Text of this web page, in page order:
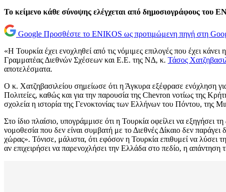
Το κείμενο κάθε σύνοψης ελέγχεται από δημοσιογράφους του
Google Προσθέστε το ENIKOS ως προτιμώμενη πηγή στη
«Η Τουρκία έχει ενοχληθεί από τις νόμιμες επιλογές που έχει
Γραμματέας Διεθνών Σχέσεων και Ε.Ε. της ΝΔ, κ. Τάσος
αποτελέσματα.
Ο κ. Χατζηβασιλείου σημείωσε ότι η Άγκυρα εξέφρασε ενόχληση
Πολιτείες, καθώς και για την παρουσία της Chevron νοτίως της
σχολεία η ιστορία της Γενοκτονίας των Ελλήνων του Πόντου, της
Στο ίδιο πλαίσιο, υπογράμμισε ότι η Τουρκία οφείλει να
νομοθεσία που δεν είναι συμβατή με το Διεθνές Δίκαιο δεν
χώρας». Τόνισε, μάλιστα, ότι εφόσον η Τουρκία επιθυμεί να λύσει
αν επιχειρήσει να παρενοχλήσει την Ελλάδα στο πεδίο, η